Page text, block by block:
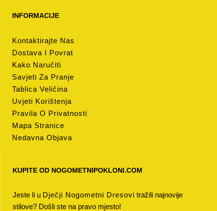
INFORMACIJE
Kontaktirajte Nas
Dostava I Povrat
Kako Naručiti
Savjeti Za Pranje
Tablica Veličina
Uvjeti Korištenja
Pravila O Privatnosti
Mapa Stranice
Nedavna Objava
KUPITE OD NOGOMETNIPOKLONI.COM
Jeste li u Dječji Nogometni Dresovi tražili najnovije
stilove? Došli ste na pravo mjesto!